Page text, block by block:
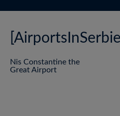
Nis Constantine the
Great Airport